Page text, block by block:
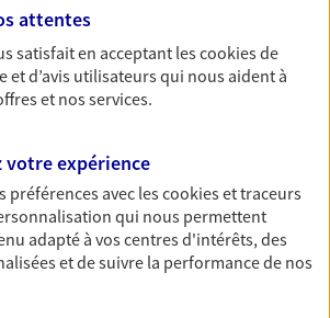
votre profil.
Épargne
ce nouveau chapitre de
conseils d'un expert. Découvrez
(Plan Epargne Retraite)
pour la retraite.
attentes
satisfait en acceptant lescookiesde
et d’avis utilisateurs qui nous aident à
et nos services.
votre expérience
préférences avec lescookies et traceurs
qui nous permettent
adapté à vos centres d'intérêts, des
et de suivre la performance de nos